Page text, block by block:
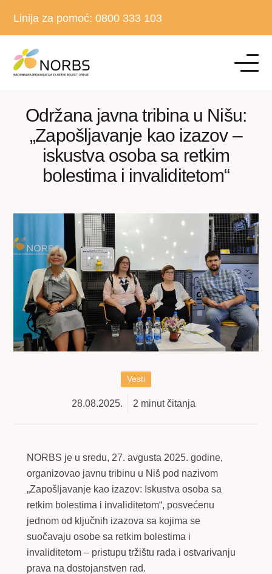
Linija za pomoć: 0800 333 103
Održana javna tribina u Nišu:
„Zapošljavanje kao izazov –
iskustva osoba sa retkim
bolestima i invaliditetom“
Vesti
28.08.2025. 2 minut čitanja
NORBS je u sredu, 27. avgusta 2025. godine,
organizovao javnu tribinu u Niš pod nazivom
„Zapošljavanje kao izazov: Iskustva osoba sa
retkim bolestima i invaliditetom“, posvećenu
jednom od ključnih izazova sa kojima se
suočavaju osobe sa retkim bolestima i
invaliditetom – pristupu tržištu rada i ostvarivanju
prava na dostojanstven rad.